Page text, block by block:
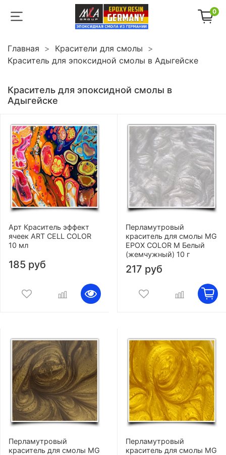
0
Главная
Красители для смолы
Краситель для эпоксидной смолы в Адыгейске
Краситель для эпоксидной смолы в
Адыгейске
Арт Краситель эффект
ячеек ART CELL COLOR
10 мл
185 руб
Перламутровый
краситель для смолы MG
EPOX COLOR M Белый
(жемчужный) 10 г
217 руб
Перламутровый
краситель для смолы MG
Перламутровый
краситель для смолы MG